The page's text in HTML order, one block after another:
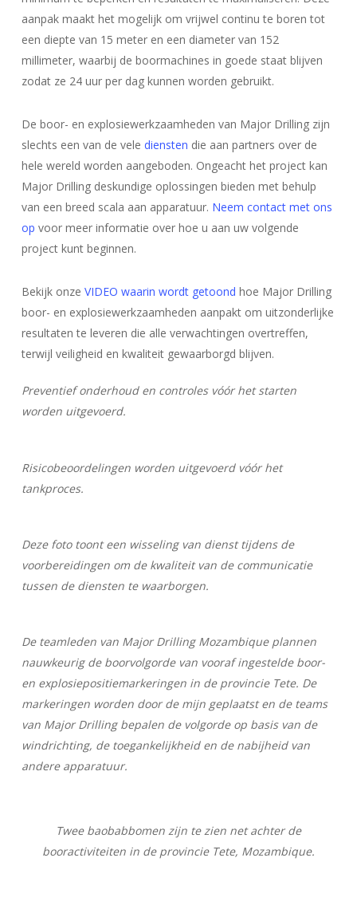
aanpak maakt het mogelijk om vrijwel continu te boren tot
een diepte van 15 meter en een diameter van 152
millimeter, waarbij de boormachines in goede staat blijven
zodat ze 24 uur per dag kunnen worden gebruikt.
De boor- en explosiewerkzaamheden van Major Drilling zijn
slechts een van de vele diensten die aan partners over de
hele wereld worden aangeboden. Ongeacht het project kan
Major Drilling deskundige oplossingen bieden met behulp
van een breed scala aan apparatuur. Neem contact met ons
op voor meer informatie over hoe u aan uw volgende
project kunt beginnen.
Bekijk onze VIDEO waarin wordt getoond hoe Major Drilling
boor- en explosiewerkzaamheden aanpakt om uitzonderlijke
resultaten te leveren die alle verwachtingen overtreffen,
terwijl veiligheid en kwaliteit gewaarborgd blijven.
Preventief onderhoud en controles vóór het starten
worden uitgevoerd.
Risicobeoordelingen worden uitgevoerd vóór het
tankproces.
Deze foto toont een wisseling van dienst tijdens de
voorbereidingen om de kwaliteit van de communicatie
tussen de diensten te waarborgen.
De teamleden van Major Drilling Mozambique plannen
nauwkeurig de boorvolgorde van vooraf ingestelde boor-
en explosiepositiemarkeringen in de provincie Tete. De
markeringen worden door de mijn geplaatst en de teams
van Major Drilling bepalen de volgorde op basis van de
windrichting, de toegankelijkheid en de nabijheid van
andere apparatuur.
Twee baobabbomen zijn te zien net achter de
booractiviteiten in de provincie Tete, Mozambique.